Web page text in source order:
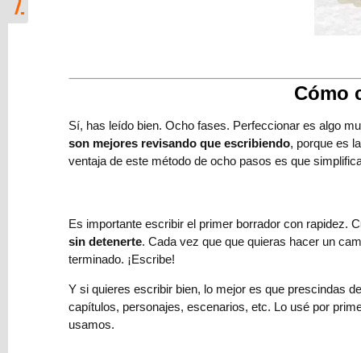
(IVA)
Hacienda
y
correctores
El
jardinero
y
Cómo
Sí, has leído bien. Ocho fases. Perfeccionar es algo
son mejores revisando que escribiendo, porque es
ventaja de este método de ocho pasos es que
Es importante escribir el primer borrador con rapidez.
sin detenerte. Cada vez que que quieras hacer un
terminado. ¡Escribe!
Y si quieres escribir bien, lo mejor es que prescindas
capítulos, personajes, escenarios, etc. Lo usé por
usamos.